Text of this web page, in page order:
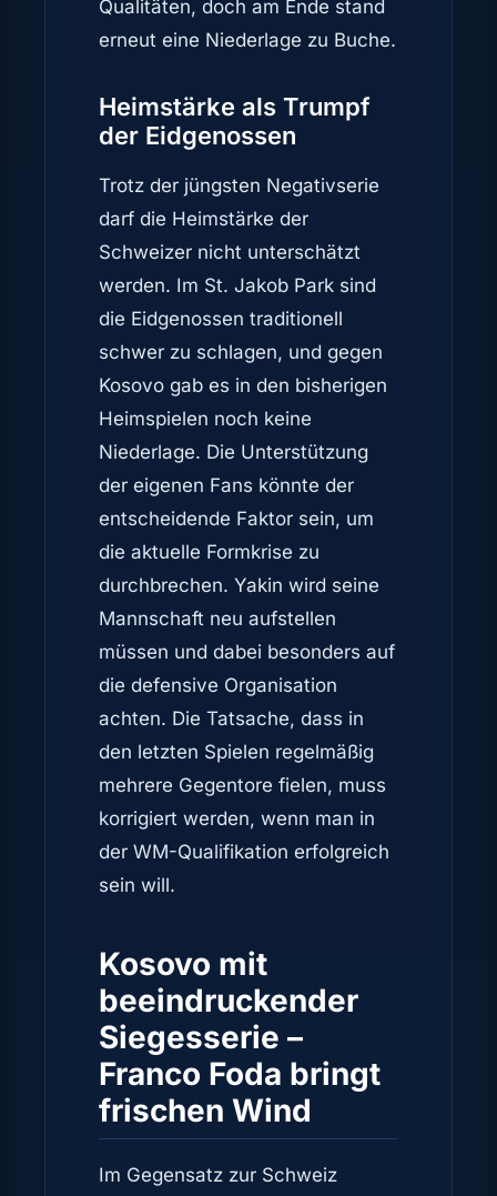
Qualitäten, doch am Ende stand
erneut eine Niederlage zu Buche.
Heimstärke als Trumpf
der Eidgenossen
Trotz der jüngsten Negativserie
darf die Heimstärke der
Schweizer nicht unterschätzt
werden. Im St. Jakob Park sind
die Eidgenossen traditionell
schwer zu schlagen, und gegen
Kosovo gab es in den bisherigen
Heimspielen noch keine
Niederlage. Die Unterstützung
der eigenen Fans könnte der
entscheidende Faktor sein, um
die aktuelle Formkrise zu
durchbrechen. Yakin wird seine
Mannschaft neu aufstellen
müssen und dabei besonders auf
die defensive Organisation
achten. Die Tatsache, dass in
den letzten Spielen regelmäßig
mehrere Gegentore fielen, muss
korrigiert werden, wenn man in
der WM-Qualifikation erfolgreich
sein will.
Kosovo mit
beeindruckender
Siegesserie –
Franco Foda bringt
frischen Wind
Im Gegensatz zur Schweiz